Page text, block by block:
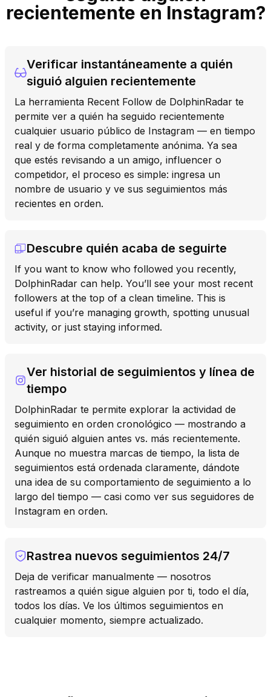
recientemente en Instagram?
Verificar instantáneamente a quién
siguió alguien recientemente
La herramienta Recent Follow de DolphinRadar te
permite ver a quién ha seguido recientemente
cualquier usuario público de Instagram — en tiempo
real y de forma completamente anónima. Ya sea
que estés revisando a un amigo, influencer o
competidor, el proceso es simple: ingresa un
nombre de usuario y ve sus seguimientos más
recientes en orden.
Descubre quién acaba de seguirte
If you want to know who followed you recently,
DolphinRadar can help. You’ll see your most recent
followers at the top of a clean timeline. This is
useful if you’re managing growth, spotting unusual
activity, or just staying informed.
Ver historial de seguimientos y línea de
tiempo
DolphinRadar te permite explorar la actividad de
seguimiento en orden cronológico — mostrando a
quién siguió alguien antes vs. más recientemente.
Aunque no muestra marcas de tiempo, la lista de
seguimientos está ordenada claramente, dándote
una idea de su comportamiento de seguimiento a lo
largo del tiempo — casi como ver sus seguidores de
Instagram en orden.
Rastrea nuevos seguimientos 24/7
Deja de verificar manualmente — nosotros
rastreamos a quién sigue alguien por ti, todo el día,
todos los días. Ve los últimos seguimientos en
cualquier momento, siempre actualizado.